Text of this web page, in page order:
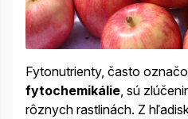
Fytonutrienty, často
fytochemikálie, sú
rôznych rastlinách. Z